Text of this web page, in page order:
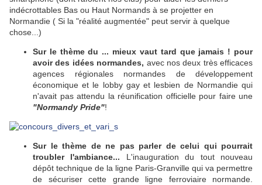
indécrottables Bas ou Haut Normands à se projetter en
Normandie ( Si la "réalité augmentée" peut servir à quelque
chose...)
Sur le thème du ... mieux vaut tard que jamais ! pour
avoir des idées normandes, avec nos deux très efficaces
agences régionales normandes de développement
économique et le lobby gay et lesbien de Normandie qui
n'avait pas attendu la réunification officielle pour faire une
"Normandy Pride"!
Sur le thème de ne pas parler de celui qui pourrait
troubler l'ambiance... L'inauguration du tout nouveau
dépôt technique de la ligne Paris-Granville qui va permettre
de sécuriser cette grande ligne ferroviaire normande.